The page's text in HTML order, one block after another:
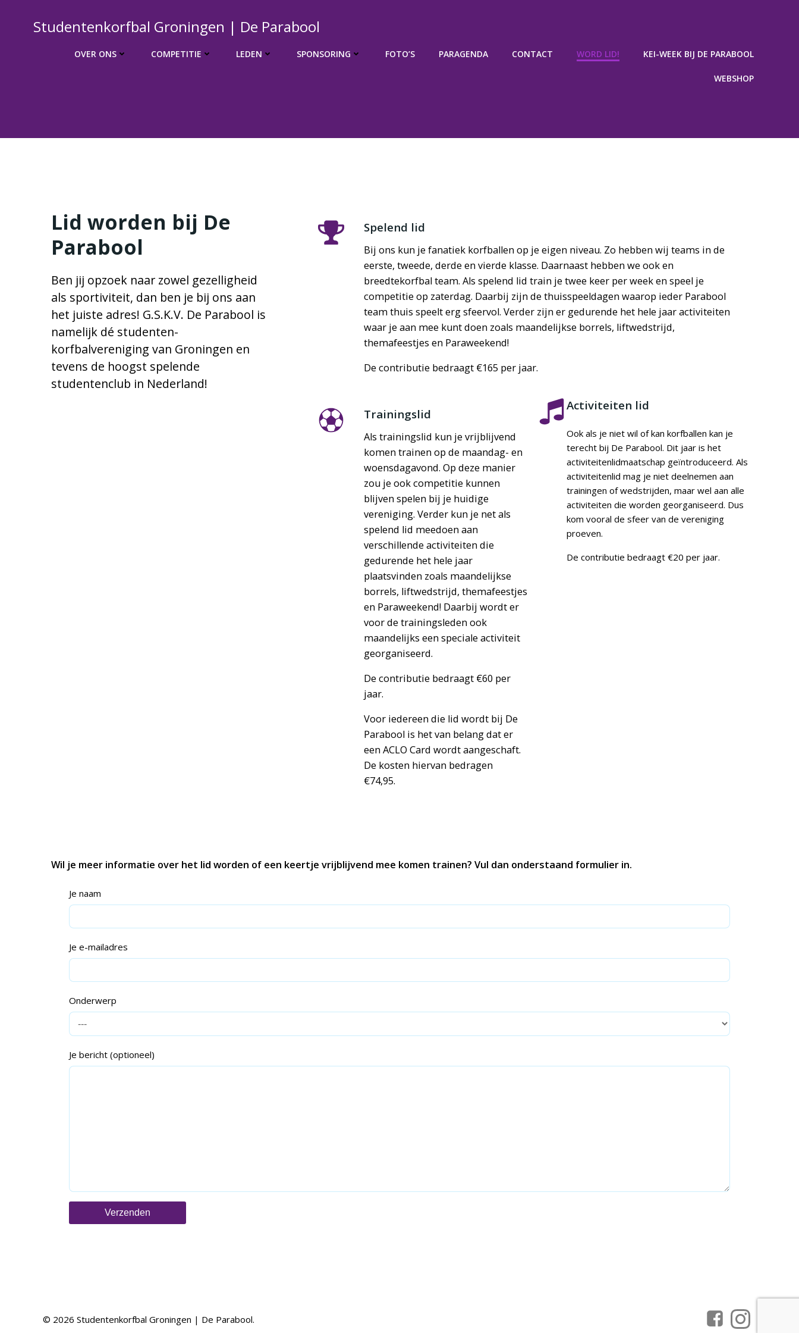
Studentenkorfbal Groningen | De Parabool
OVER ONS COMPETITIE LEDEN SPONSORING FOTO’S PARAGENDA CONTACT WORD LID! KEI-WEEK BIJ DE PARABOOL
WEBSHOP
Lid worden bij De
Parabool
Ben jij opzoek naar zowel gezelligheid
als sportiviteit, dan ben je bij ons aan
het juiste adres! G.S.K.V. De Parabool is
namelijk dé studenten-
korfbalvereniging van Groningen en
tevens de hoogst spelende
studentenclub in Nederland!
Spelend lid
Bij ons kun je fanatiek korfballen op je eigen niveau. Zo hebben wij teams in de
eerste, tweede, derde en vierde klasse. Daarnaast hebben we ook en
breedtekorfbal team. Als spelend lid train je twee keer per week en speel je
competitie op zaterdag. Daarbij zijn de thuisspeeldagen waarop ieder Parabool
team thuis speelt erg sfeervol. Verder zijn er gedurende het hele jaar activiteiten
waar je aan mee kunt doen zoals maandelijkse borrels, liftwedstrijd,
themafeestjes en Paraweekend!
De contributie bedraagt €165 per jaar.
Trainingslid
Als trainingslid kun je vrijblijvend
komen trainen op de maandag- en
woensdagavond. Op deze manier
zou je ook competitie kunnen
blijven spelen bij je huidige
vereniging. Verder kun je net als
spelend lid meedoen aan
verschillende activiteiten die
gedurende het hele jaar
plaatsvinden zoals maandelijkse
borrels, liftwedstrijd, themafeestjes
en Paraweekend! Daarbij wordt er
voor de trainingsleden ook
maandelijks een speciale activiteit
georganiseerd.
De contributie bedraagt €60 per
jaar.
Voor iedereen die lid wordt bij De
Parabool is het van belang dat er
een ACLO Card wordt aangeschaft.
De kosten hiervan bedragen
€74,95.
Activiteiten lid
Ook als je niet wil of kan korfballen kan je
terecht bij De Parabool. Dit jaar is het
activiteitenlidmaatschap geïntroduceerd. Als
activiteitenlid mag je niet deelnemen aan
trainingen of wedstrijden, maar wel aan alle
activiteiten die worden georganiseerd. Dus
kom vooral de sfeer van de vereniging
proeven.
De contributie bedraagt €20 per jaar.
Wil je meer informatie over het lid worden of een keertje vrijblijvend mee komen trainen? Vul dan onderstaand formulier in.
Je naam
Je e-mailadres
Onderwerp
Je bericht (optioneel)
© 2026 Studentenkorfbal Groningen | De Parabool.